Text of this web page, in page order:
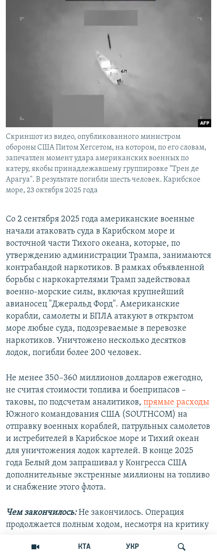
КТА УКР
Cкриншот из видео, опубликованного министром
обороны США Питом Хегсетом, на котором, по его словам,
запечатлен момент удара американских военных по
катеру, якобы принадлежавшему группировке "Трен де
Арагуа". В результате погибли шесть человек. Карибское
море, 23 октября 2025 года
Со 2 сентября 2025 года американские военные
начали атаковать суда в Карибском море и
восточной части Тихого океана, которые, по
утверждению администрации Трампа, занимаются
контрабандой наркотиков. В рамках объявленной
борьбы с наркокартелями Трамп задействовал
военно-морские силы, включая крупнейший
авианосец "Джеральд Форд". Американские
корабли, самолеты и БПЛА атакуют в открытом
море любые суда, подозреваемые в перевозке
наркотиков. Уничтожено несколько десятков
лодок, погибли более 200 человек.
Не менее 350–360 миллионов долларов ежегодно,
не считая стоимости топлива и боеприпасов –
таковы, по подсчетам аналитиков, прямые расходы
Южного командования США (SOUTHCOM) на
отправку военных кораблей, патрульных самолетов
и истребителей в Карибское море и Тихий океан
для уничтожения лодок картелей. В конце 2025
года Белый дом запрашивал у Конгресса США
дополнительные экстренные миллионы на топливо
и снабжение этого флота.
Чем закончилось:Не закончилось. Операция
продолжается полным ходом, несмотря на критику
убийствах подозреваемых без предъявления